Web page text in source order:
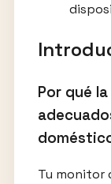
Por qué
Tu monitor